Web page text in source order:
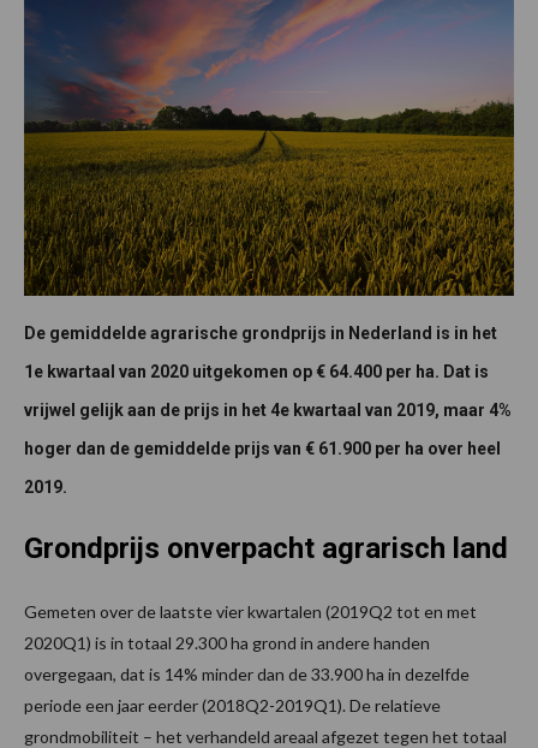
De gemiddelde agrarische grondprijs in Nederland is in het
1e kwartaal van 2020 uitgekomen op € 64.400 per ha. Dat is
vrijwel gelijk aan de prijs in het 4e kwartaal van 2019, maar 4%
hoger dan de gemiddelde prijs van € 61.900 per ha over heel
2019.
Grondprijs onverpacht agrarisch land
Gemeten over de laatste vier kwartalen (2019Q2 tot en met
2020Q1) is in totaal 29.300 ha grond in andere handen
overgegaan, dat is 14% minder dan de 33.900 ha in dezelfde
periode een jaar eerder (2018Q2-2019Q1). De relatieve
grondmobiliteit – het verhandeld areaal afgezet tegen het totaal